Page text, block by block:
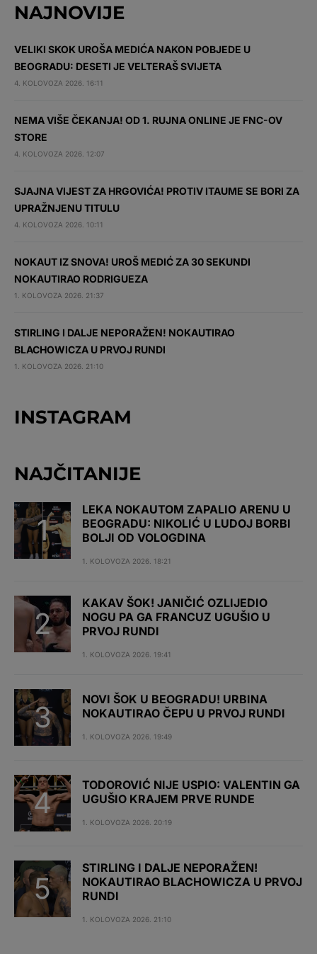
NAJNOVIJE
VELIKI SKOK UROŠA MEDIĆA NAKON POBJEDE U
BEOGRADU: DESETI JE VELTERAŠ SVIJETA
4. KOLOVOZA 2026. 16:11
NEMA VIŠE ČEKANJA! OD 1. RUJNA ONLINE JE FNC-OV
STORE
4. KOLOVOZA 2026. 12:07
SJAJNA VIJEST ZA HRGOVIĆA! PROTIV ITAUME SE BORI ZA
UPRAŽNJENU TITULU
4. KOLOVOZA 2026. 10:11
NOKAUT IZ SNOVA! UROŠ MEDIĆ ZA 30 SEKUNDI
NOKAUTIRAO RODRIGUEZA
1. KOLOVOZA 2026. 21:37
STIRLING I DALJE NEPORAŽEN! NOKAUTIRAO
BLACHOWICZA U PRVOJ RUNDI
1. KOLOVOZA 2026. 21:10
INSTAGRAM
NAJČITANIJE
LEKA NOKAUTOM ZAPALIO ARENU U
BEOGRADU: NIKOLIĆ U LUDOJ BORBI
BOLJI OD VOLOGDINA
1. KOLOVOZA 2026. 18:21
KAKAV ŠOK! JANIČIĆ OZLIJEDIO
NOGU PA GA FRANCUZ UGUŠIO U
PRVOJ RUNDI
1. KOLOVOZA 2026. 19:41
NOVI ŠOK U BEOGRADU! URBINA
NOKAUTIRAO ČEPU U PRVOJ RUNDI
1. KOLOVOZA 2026. 19:49
TODOROVIĆ NIJE USPIO: VALENTIN GA
UGUŠIO KRAJEM PRVE RUNDE
1. KOLOVOZA 2026. 20:19
STIRLING I DALJE NEPORAŽEN!
NOKAUTIRAO BLACHOWICZA U PRVOJ
RUNDI
1. KOLOVOZA 2026. 21:10